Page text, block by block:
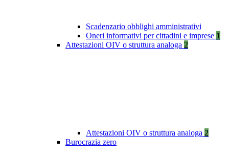
Scadenzario obblighi amministrativi
Oneri informativi per cittadini e imprese 1
Attestazioni OIV o struttura analoga 2
Attestazioni OIV o struttura analoga 2
Burocrazia zero